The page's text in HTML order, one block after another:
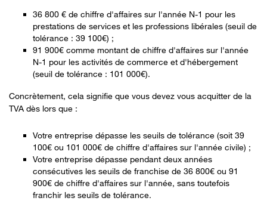
36 800 € de chiffre d'affaires sur l'année N-1 pour les
prestations de services et les professions libérales (seuil de
tolérance : 39 100€) ;
91 900€ comme montant de chiffre d'affaires sur l'année
N-1 pour les activités de commerce et d'hébergement
(seuil de tolérance : 101 000€).
Concrètement, cela signifie que vous devez vous acquitter de la
TVA dès lors que :
Votre entreprise dépasse les seuils de tolérance (soit 39
100€ ou 101 000€ de chiffre d'affaires sur l'année civile) ;
Votre entreprise dépasse pendant deux années
consécutives les seuils de franchise de 36 800€ ou 91
900€ de chiffre d'affaires sur l'année, sans toutefois
franchir les seuils de tolérance.